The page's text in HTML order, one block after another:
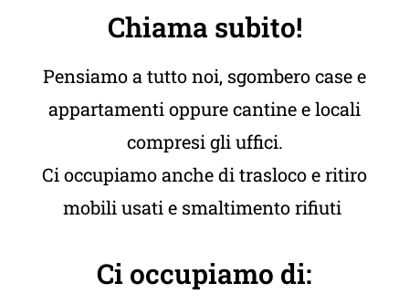
Chiama subito!
Pensiamo a tutto noi, sgombero case e
appartamenti oppure cantine e locali
compresi gli uffici.
Ci occupiamo anche di trasloco e ritiro
mobili usati e smaltimento rifiuti
Ci occupiamo di: